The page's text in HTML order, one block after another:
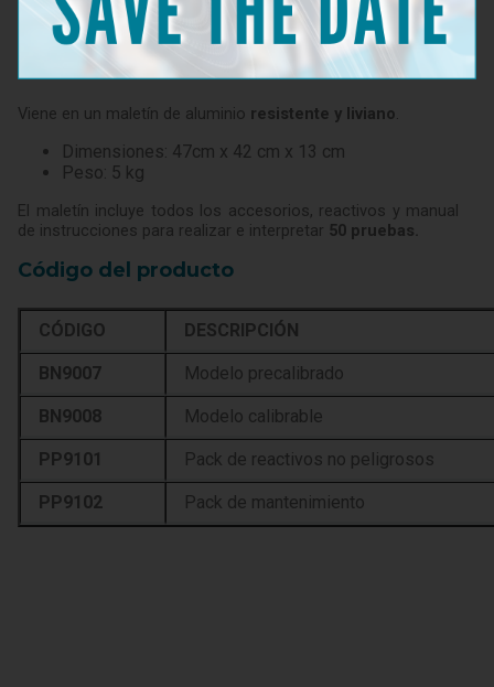
Viene en un maletín de aluminio resistente y liviano.
Dimensiones: 47cm x 42 cm x 13 cm
Peso: 5 kg
El maletín incluye todos los accesorios, reactivos y manual
de instrucciones para realizar e interpretar 50 pruebas.
Código del producto
CÓDIGO DESCRIPCIÓN
BN9007 Modelo precalibrado
BN9008 Modelo calibrable
PP9101 Pack de reactivos no peligrosos
PP9102 Pack de mantenimiento